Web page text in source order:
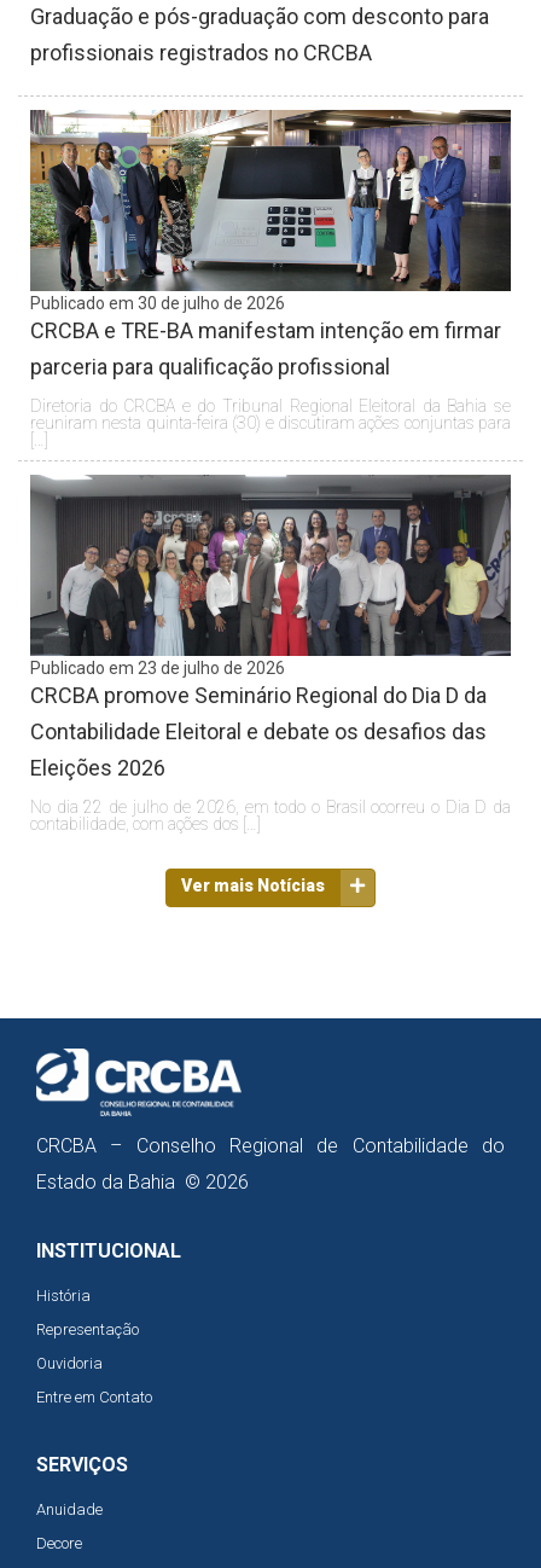
Graduação e pós-graduação com desconto para
profissionais registrados no CRCBA
Publicado em 30 de julho de 2026
CRCBA e TRE-BA manifestam intenção em firmar
parceria para qualificação profissional
Diretoria do CRCBA e do Tribunal Regional Eleitoral da Bahia se
reuniram nesta quinta-feira (30) e discutiram ações conjuntas para
Publicado em 23 de julho de 2026
CRCBA promove Seminário Regional do Dia D da
Contabilidade Eleitoral e debate os desafios das
Eleições 2026
No dia 22 de julho de 2026, em todo o Brasil ocorreu o Dia D da
contabilidade, com ações dos […]
Ver mais Notícias
CRCBA – Conselho Regional de Contabilidade do
Estado da Bahia © 2026
INSTITUCIONAL
História
Representação
Ouvidoria
Entre em Contato
SERVIÇOS
Anuidade
Decore